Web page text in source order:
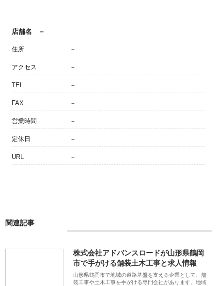
店舗名 －
住所 －
アクセス －
TEL －
FAX －
営業時間 －
定休日 －
URL －
関連記事
株式会社アドバンスロードが山形県鶴岡
市で手がける舗装土木工事と求人情報
山形県鶴岡市で地域の道路基盤を支える企業として、舗
装工事や土木工事を手がける専門会社があります。地域